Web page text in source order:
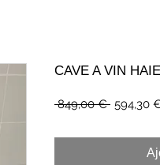
CAVE A VIN
849,00 € Prix
594,30